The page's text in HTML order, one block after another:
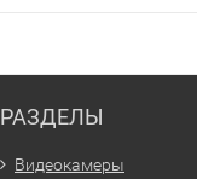
РАЗДЕЛЫ
Видеокамеры